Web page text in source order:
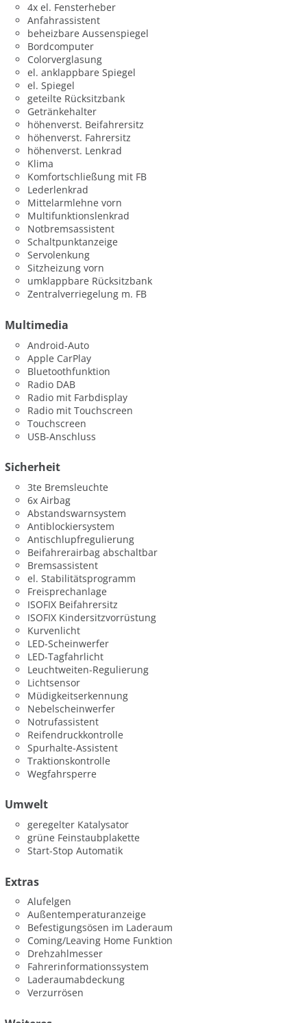
4x el. Fensterheber
Anfahrassistent
beheizbare Aussenspiegel
Bordcomputer
Colorverglasung
el. anklappbare Spiegel
el. Spiegel
geteilte Rücksitzbank
Getränkehalter
höhenverst. Beifahrersitz
höhenverst. Fahrersitz
höhenverst. Lenkrad
Klima
Komfortschließung mit FB
Lederlenkrad
Mittelarmlehne vorn
Multifunktionslenkrad
Notbremsassistent
Schaltpunktanzeige
Servolenkung
Sitzheizung vorn
umklappbare Rücksitzbank
Zentralverriegelung m. FB
Multimedia
Android-Auto
Apple CarPlay
Bluetoothfunktion
Radio DAB
Radio mit Farbdisplay
Radio mit Touchscreen
Touchscreen
USB-Anschluss
Sicherheit
3te Bremsleuchte
6x Airbag
Abstandswarnsystem
Antiblockiersystem
Antischlupfregulierung
Beifahrerairbag abschaltbar
Bremsassistent
el. Stabilitätsprogramm
Freisprechanlage
ISOFIX Beifahrersitz
ISOFIX Kindersitzvorrüstung
Kurvenlicht
LED-Scheinwerfer
LED-Tagfahrlicht
Leuchtweiten-Regulierung
Lichtsensor
Müdigkeitserkennung
Nebelscheinwerfer
Notrufassistent
Reifendruckkontrolle
Spurhalte-Assistent
Traktionskontrolle
Wegfahrsperre
Umwelt
geregelter Katalysator
grüne Feinstaubplakette
Start-Stop Automatik
Extras
Alufelgen
Außentemperaturanzeige
Befestigungsösen im Laderaum
Coming/Leaving Home Funktion
Drehzahlmesser
Fahrerinformationssystem
Laderaumabdeckung
Verzurrösen